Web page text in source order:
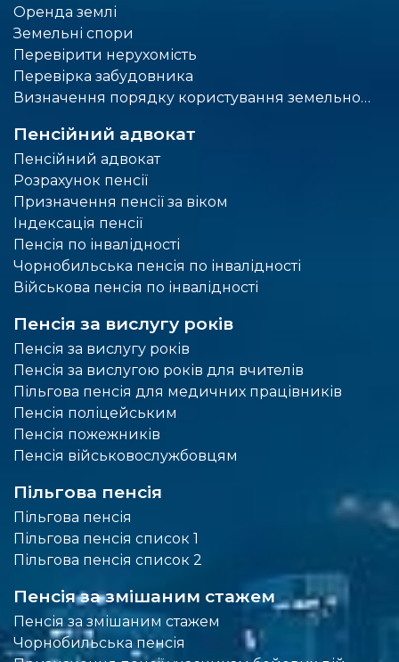
Оренда землі
Земельні спори
Перевірити нерухомість
Перевірка забудовника
Визначення порядку користування земельною ділянкою
Пенсійний адвокат
Пенсійний адвокат
Розрахунок пенсії
Призначення пенсії за віком
Індексація пенсії
Пенсія по інвалідності
Чорнобильська пенсія по інвалідності
Військова пенсія по інвалідності
Пенсія за вислугу років
Пенсія за вислугу років
Пенсія за вислугою років для вчителів
Пільгова пенсія для медичних працівників
Пенсія поліцейським
Пенсія пожежників
Пенсія військовослужбовцям
Пільгова пенсія
Пільгова пенсія
Пільгова пенсія список 1
Пільгова пенсія список 2
Пенсія за змішаним стажем
Пенсія за змішаним стажем
Чорнобильська пенсія